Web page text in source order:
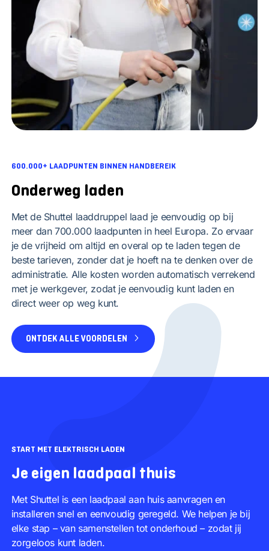
600.000+ LAADPUNTEN BINNEN HANDBEREIK
Onderweg laden
Met de Shuttel laaddruppel laad je eenvoudig op bij
meer dan 700.000 laadpunten in heel Europa. Zo ervaar
je de vrijheid om altijd en overal op te laden tegen de
beste tarieven, zonder dat je hoeft na te denken over de
administratie. Alle kosten worden automatisch verrekend
met je werkgever, zodat je eenvoudig kunt laden en
direct weer op weg kunt.
ONTDEK ALLE VOORDELEN
START MET ELEKTRISCH LADEN
Je eigen laadpaal thuis
Met Shuttel is een laadpaal aan huis aanvragen en
installeren snel en eenvoudig geregeld. We helpen je bij
elke stap – van samenstellen tot onderhoud – zodat jij
zorgeloos kunt laden.